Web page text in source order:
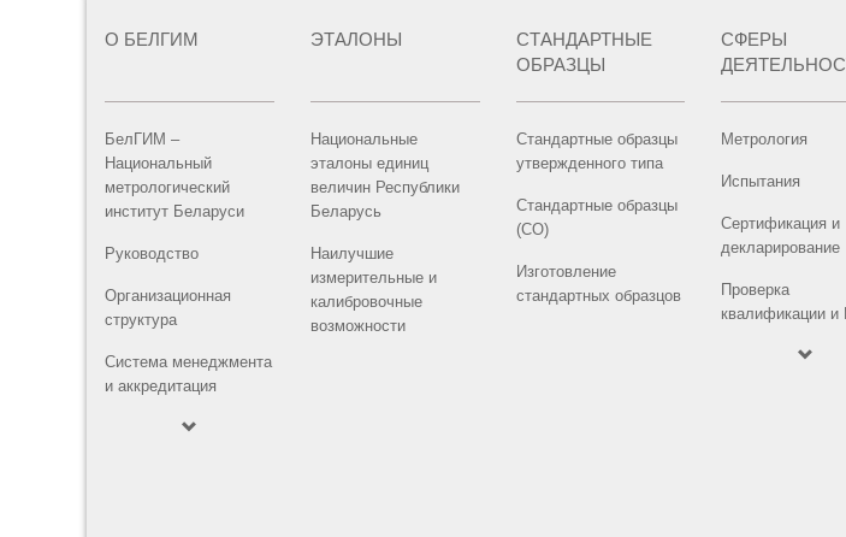
О БЕЛГИМ
БелГИМ –
Национальный
метрологический
институт Беларуси
Руководство
Организационная
структура
Система менеджмента
и аккредитация
ЭТАЛОНЫ
Национальные
эталоны единиц
величин Республики
Беларусь
Наилучшие
измерительные и
калибровочные
возможности
СТАНДАРТНЫЕ
ОБРАЗЦЫ
Стандартные образцы
утвержденного типа
Стандартные образцы
(СО)
Изготовление
стандартных образцов
СФЕРЫ
Метрология
Испытания
Сертификация и
декларирование
Проверка
квалификации